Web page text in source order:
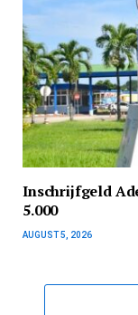
Inschrijfgeld
5.000
AUGUST 5, 2026